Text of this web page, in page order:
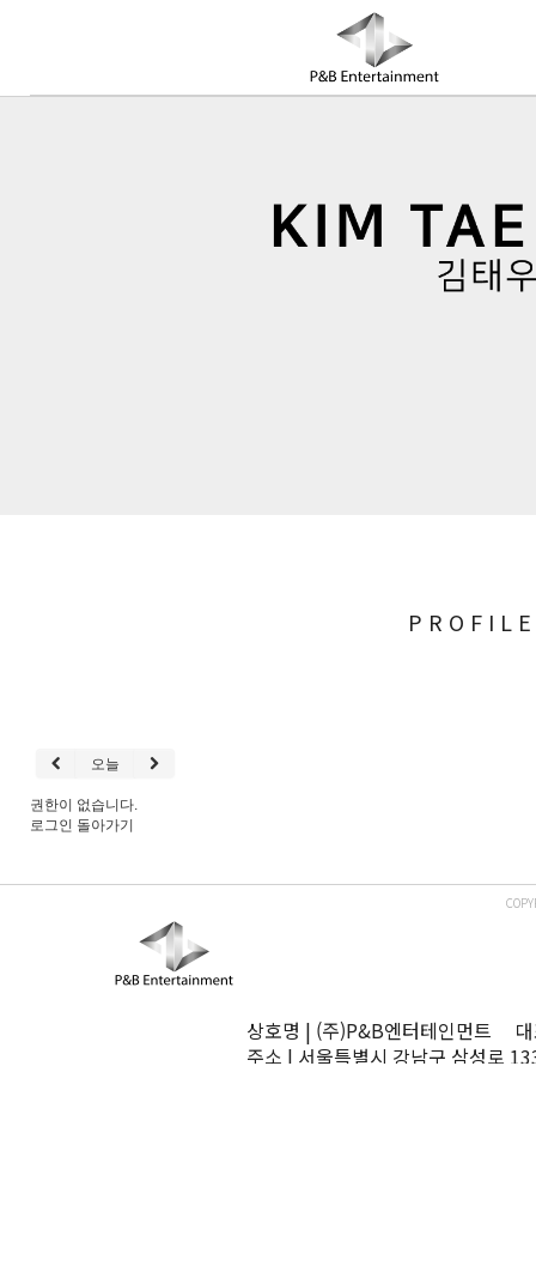
COMPANY
PROFILE
오늘
권한이 없습니다.
로그인 돌아가기
상호명 | (주)P&B엔터테인먼트
주소 | 서울특별시 강남구 삼성로